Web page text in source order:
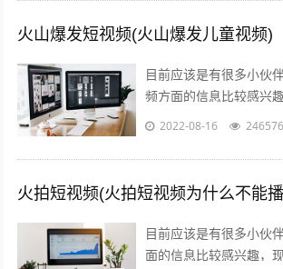
火山爆发短视频(火山爆发儿童视频)
目前应该是有很多小伙
频方面的信息比较感兴
了一些与火山爆发儿童
2022-08-16 246576
火拍短视频(火拍短视频为什么不能
目前应该是有很多小伙
面的信息比较感兴趣，